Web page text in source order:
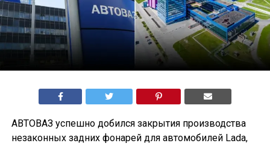
АВТОВАЗ успешно добился закрытия производства
незаконных задних фонарей для автомобилей Lada,